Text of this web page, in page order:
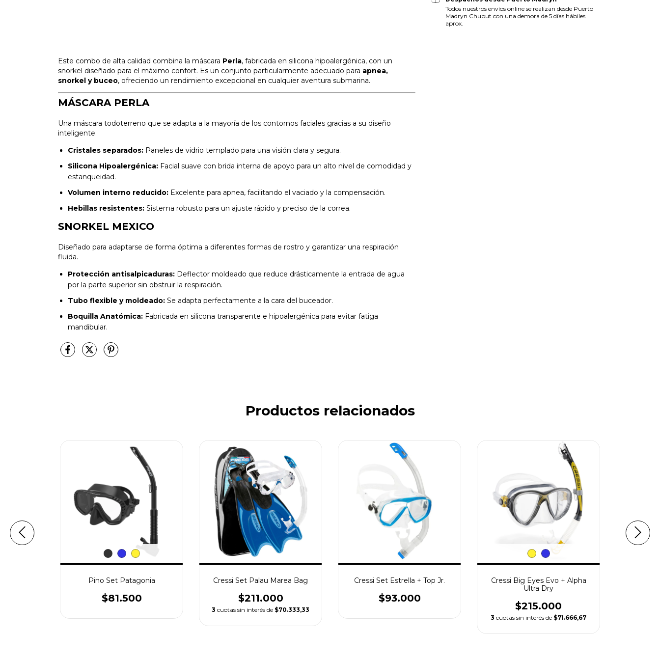
Este combo de alta calidad combina la máscara Perla, fabricada en silicona hipoalergénica, con un
snorkel diseñado para el máximo confort. Es un conjunto particularmente adecuado para apnea,
snorkel y buceo, ofreciendo un rendimiento excepcional en cualquier aventura submarina.
MÁSCARA PERLA
Una máscara todoterreno que se adapta a la mayoría de los contornos faciales gracias a su diseño
inteligente.
Cristales separados: Paneles de vidrio templado para una visión clara y segura.
Silicona Hipoalergénica: Facial suave con brida interna de apoyo para un alto nivel de comodidad y
estanqueidad.
Volumen interno reducido: Excelente para apnea, facilitando el vaciado y la compensación.
Hebillas resistentes: Sistema robusto para un ajuste rápido y preciso de la correa.
SNORKEL MEXICO
Diseñado para adaptarse de forma óptima a diferentes formas de rostro y garantizar una respiración
fluida.
Protección antisalpicaduras: Deflector moldeado que reduce drásticamente la entrada de agua
por la parte superior sin obstruir la respiración.
Tubo flexible y moldeado: Se adapta perfectamente a la cara del buceador.
Boquilla Anatómica: Fabricada en silicona transparente e hipoalergénica para evitar fatiga
mandibular.
Todos nuestros envíos online se realizan desde Puerto
Madryn Chubut con una demora de 5 días hábiles
aprox.
Productos relacionados
Pino Set Patagonia
$81.500
Cressi Set Palau Marea Bag
$211.000
3 cuotas sin interés de $70.333,33
Cressi Set Estrella + Top Jr.
$93.000
Cressi Big Eyes Evo + Alpha
Ultra Dry
$215.000
3 cuotas sin interés de $71.666,67